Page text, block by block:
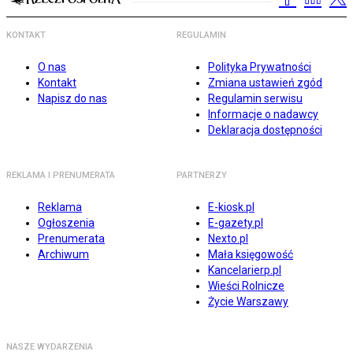
KONTAKT
O nas
Kontakt
Napisz do nas
REGULAMIN
Polityka Prywatności
Zmiana ustawień zgód
Regulamin serwisu
Informacje o nadawcy
Deklaracja dostępności
REKLAMA I PRENUMERATA
Reklama
Ogłoszenia
Prenumerata
Archiwum
PARTNERZY
E-kiosk.pl
E-gazety.pl
Nexto.pl
Mała księgowość
Kancelarierp.pl
Wieści Rolnicze
Życie Warszawy
NASZE WYDARZENIA